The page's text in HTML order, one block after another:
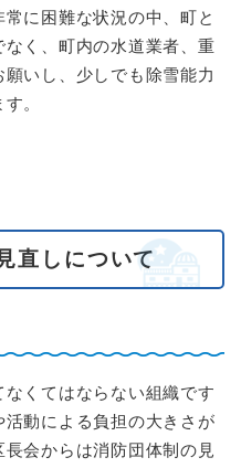
に困難な状況の中、町と
く、町内の水道業者、重
いし、少しでも除雪能力
。
直しについて
くてはならない組織です
動による負担の大きさが
会からは消防団体制の見